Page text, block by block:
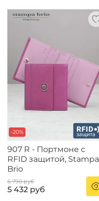
-20%
907 R - Портмоне с
RFID защитой, Stampa
Brio
6 790 руб
5 432 руб